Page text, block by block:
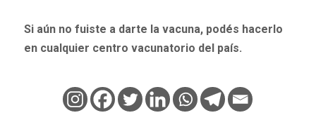
Si aún no fuiste a darte la vacuna, podés hacerlo
en cualquier centro vacunatorio del país.